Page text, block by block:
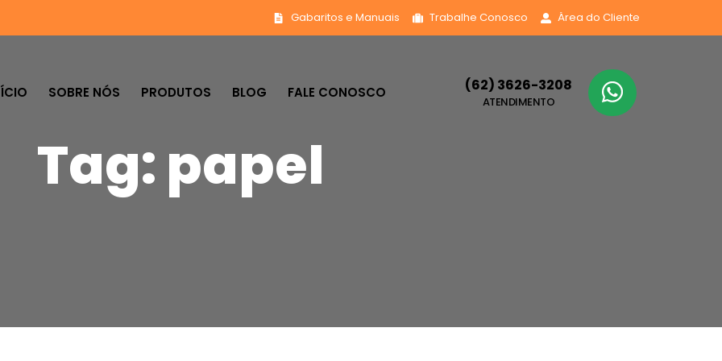
Gabaritos e Manuais Trabalhe Conosco Área do Cliente
SOBRE NÓS PRODUTOS BLOG FALE CONOSCO (62) 3626-3208
ATENDIMENTO
Tag: papel